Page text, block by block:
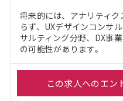
将来的には、アナリティ
らず、UXデザインコンサ
サルティング分野、DX事
の可能性があります。
この求人へのエン